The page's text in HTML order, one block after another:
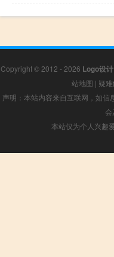
Copyright © 2012 - 2026 Logo设
站地图 | 疑
声明：本站内容来自互联网，如
本站仅为个人兴趣